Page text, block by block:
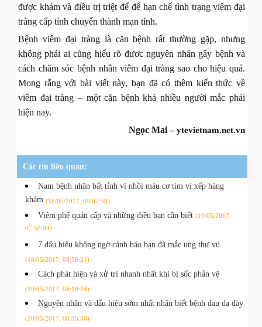
được khám và điều trị triệt để để hạn chế tình trạng viêm đại
tràng cấp tính chuyển thành mạn tính.
Bệnh viêm đại tràng là căn bệnh rất thường gặp, nhưng
không phải ai cũng hiểu rõ đươc nguyên nhân gây bệnh và
cách chăm sóc bệnh nhân viêm đại tràng sao cho hiệu quả.
Mong rằng với bài viết này, bạn đã có thêm kiến thức về
viêm đại tràng – một căn bệnh khá nhiều người mắc phải
hiện nay.
Ngọc Mai –ytevietnam.net.vn
Các tin liên quan:
Nam bệnh nhân bất tỉnh vì nhồi máu cơ tim vì xếp hàng
khám (18/05/2017, 09:02:58)
Viêm phế quản cấp và những điều bạn cần biết (19/05/2017,
07:55:04)
7 dấu hiệu không ngờ cảnh báo bạn đã mắc ung thư vú
(18/05/2017, 08:58:21)
Cách phát hiện và xử trí nhanh nhất khi bị sốc phản vệ
(19/05/2017, 08:10:34)
Nguyên nhân và dấu hiệu sớm nhất nhận biết bệnh đau dạ dày
(20/05/2017, 08:35:36)